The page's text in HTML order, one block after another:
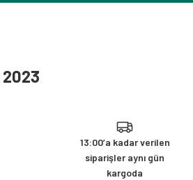
13:00’a kadar verilen
siparişler aynı gün
kargoda